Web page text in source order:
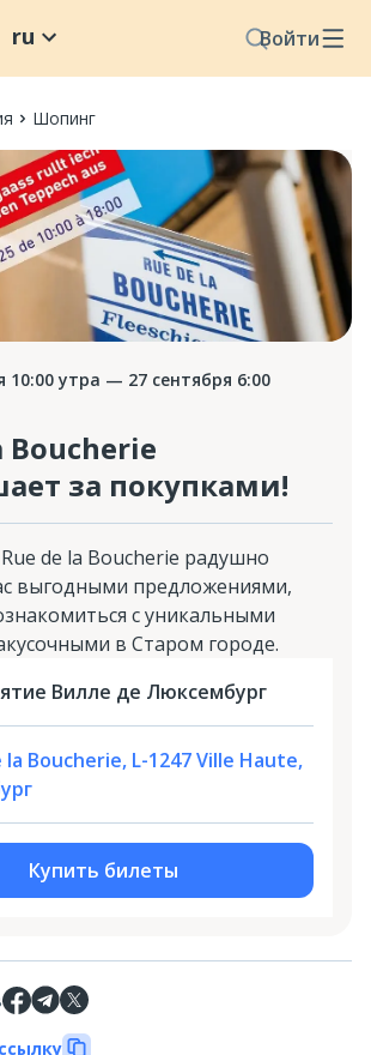
Войти
ru
Шопинг
10:00 утра — 27 сентября 6:00
Boucherie
за покупками!
de la Boucherie радушно
выгодными предложениями,
с уникальными
в Старом городе.
Вилле де Люксембург
la Boucherie, L-1247 Ville Haute,
Купить билеты